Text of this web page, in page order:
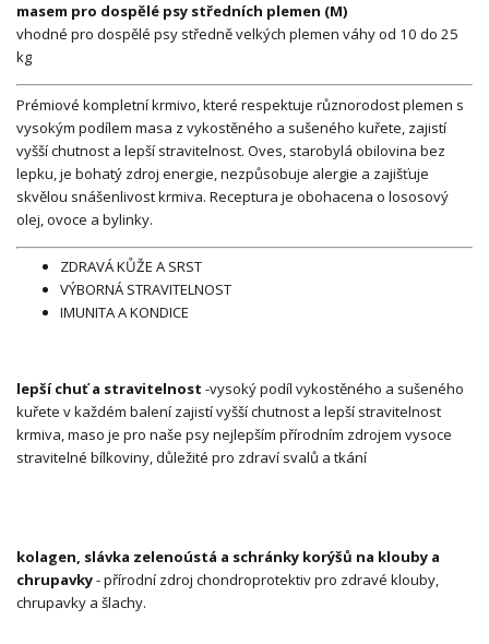
masem pro dospělé psy středních plemen (M)
vhodné pro dospělé psy středně velkých plemen váhy od 10 do 25
kg
Prémiové kompletní krmivo, které respektuje různorodost plemen s
vysokým podílem masa z vykostěného a sušeného kuřete, zajistí
vyšší chutnost a lepší stravitelnost. Oves, starobylá obilovina bez
lepku, je bohatý zdroj energie, nezpůsobuje alergie a zajišťuje
skvělou snášenlivost krmiva. Receptura je obohacena o lososový
olej, ovoce a bylinky.
ZDRAVÁ KŮŽE A SRST
VÝBORNÁ STRAVITELNOST
IMUNITA A KONDICE
lepší chuť a stravitelnost -vysoký podíl vykostěného a sušeného
kuřete v každém balení zajistí vyšší chutnost a lepší stravitelnost
krmiva, maso je pro naše psy nejlepším přírodním zdrojem vysoce
stravitelné bílkoviny, důležité pro zdraví svalů a tkání
kolagen, slávka zelenoústá a schránky korýšů na klouby a
chrupavky- přírodní zdroj chondroprotektiv pro zdravé klouby,
chrupavky a šlachy.